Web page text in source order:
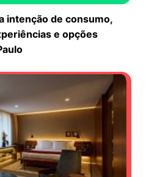
intenção de consumo,
e opções